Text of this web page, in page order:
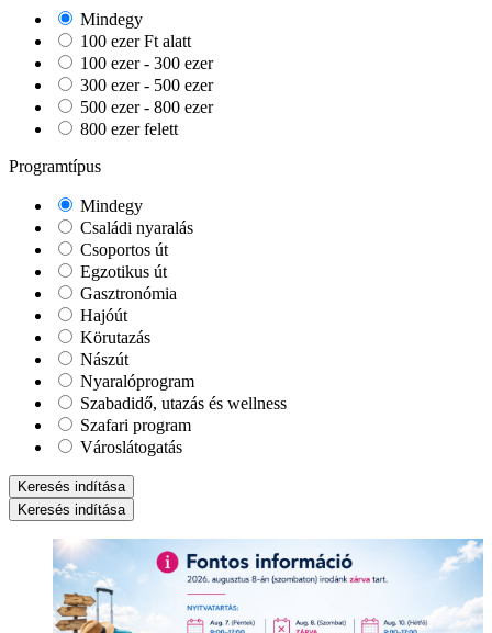
Mindegy
100 ezer Ft alatt
100 ezer - 300 ezer
300 ezer - 500 ezer
500 ezer - 800 ezer
800 ezer felett
Programtípus
Mindegy
Családi nyaralás
Csoportos út
Egzotikus út
Gasztronómia
Hajóút
Körutazás
Nászút
Nyaralóprogram
Szabadidő, utazás és wellness
Szafari program
Városlátogatás
Keresés indítása
Keresés indítása